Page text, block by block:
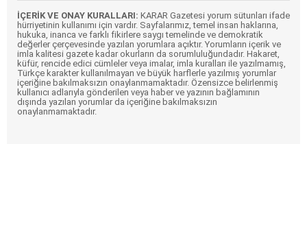
İÇERİK VE ONAY KURALLARI: KARAR Gazetesi yorum sütunları ifade
hürriyetinin kullanımı için vardır. Sayfalarımız, temel insan haklarına,
hukuka, inanca ve farklı fikirlere saygı temelinde ve demokratik
değerler çerçevesinde yazılan yorumlara açıktır. Yorumların içerik ve
imla kalitesi gazete kadar okurların da sorumluluğundadır. Hakaret,
küfür, rencide edici cümleler veya imalar, imla kuralları ile yazılmamış,
Türkçe karakter kullanılmayan ve büyük harflerle yazılmış yorumlar
içeriğine bakılmaksızın onaylanmamaktadır. Özensizce belirlenmiş
kullanıcı adlarıyla gönderilen veya haber ve yazının bağlamının
dışında yazılan yorumlar da içeriğine bakılmaksızın
onaylanmamaktadır.